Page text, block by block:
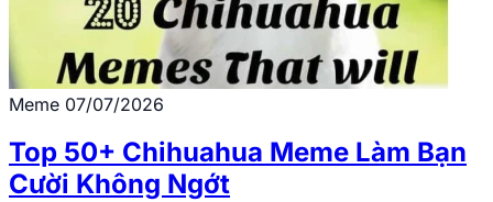
Meme 07/07/2026
Top 50+ Chihuahua Meme Làm Bạn
Cười Không Ngớt